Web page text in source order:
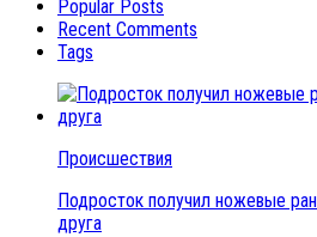
Popular Posts
Recent Comments
Tags
Происшествия
Подросток получил ножевые
друга